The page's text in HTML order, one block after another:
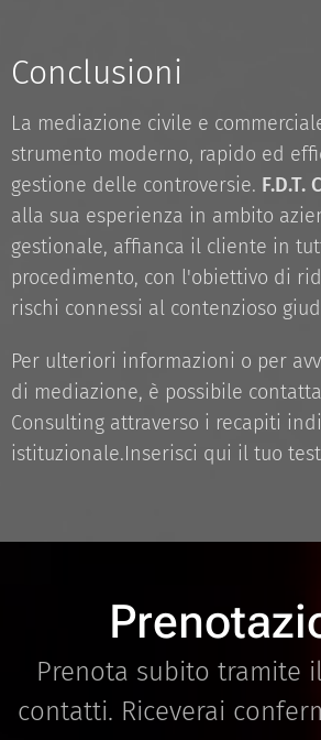
Conclusioni
La mediazione civile e
strumento moderno, rapido ed
gestione delle controversie. F.D.T.
alla sua esperienza in ambito
gestionale, affianca il cliente in
procedimento, con l'obiettivo di
rischi connessi al contenzioso
Per ulteriori informazioni o per
di mediazione, è possibile
Consulting attraverso i recapiti
istituzionale.Inserisci qui il tuo
Prenota subito tramite
contatti. Riceverai